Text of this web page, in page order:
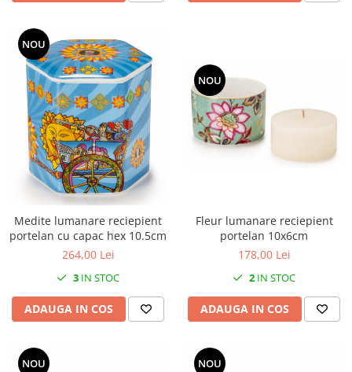
NOU
Medite lumanare reciepient
portelan cu capac hex 10.5cm
264,00 Lei
3 IN STOC
ADAUGA IN COS
NOU
Fleur lumanare reciepient
portelan 10x6cm
178,00 Lei
2 IN STOC
ADAUGA IN COS
NOU NOU